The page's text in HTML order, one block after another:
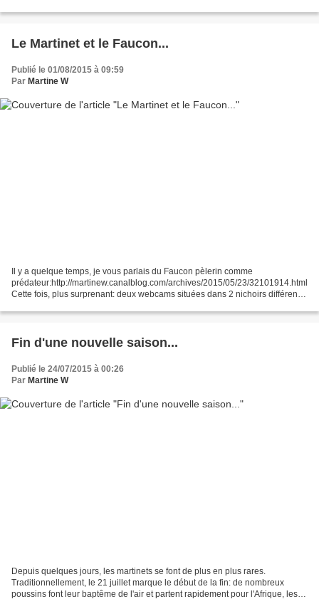
Le Martinet et le Faucon...
Publié le 01/08/2015 à 09:59
Par Martine W
Il y a quelque temps, je vous parlais du Faucon pèlerin comme
prédateur:http://martinew.canalblog.com/archives/2015/05/23/32101914.html
Cette fois, plus surprenant: deux webcams situées dans 2 nichoirs différents
Fin d'une nouvelle saison...
Publié le 24/07/2015 à 00:26
Par Martine W
Depuis quelques jours, les martinets se font de plus en plus rares.
Traditionnellement, le 21 juillet marque le début de la fin: de nombreux
poussins font leur baptême de l'air et partent rapidement pour l'Afrique, les